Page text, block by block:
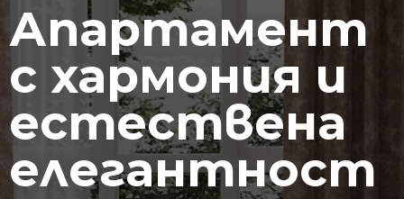
Апартамент
с хармония и
естествена
елегантност